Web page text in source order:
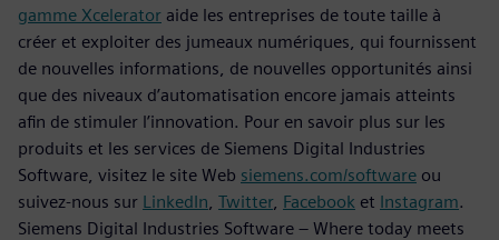
gamme Xcelerator aide les entreprises de toute taille à
créer et exploiter des jumeaux numériques, qui fournissent
de nouvelles informations, de nouvelles opportunités ainsi
que des niveaux d’automatisation encore jamais atteints
afin de stimuler l’innovation. Pour en savoir plus sur les
produits et les services de Siemens Digital Industries
Software, visitez le site Web siemens.com/software ou
suivez-nous sur LinkedIn Twitter, Facebook et Instagram.
Siemens Digital Industries Software – Where today meets